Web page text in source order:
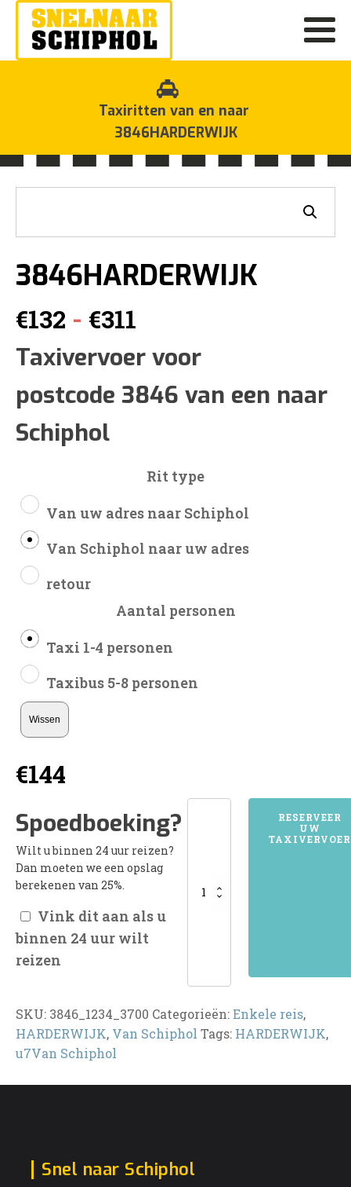
Taxiritten van en naar
3846HARDERWIJK
3846HARDERWIJK
€132 - €311
€132
tot
Taxivervoer voor
postcode 3846 van een naar
Schiphol
Rit type
Van uw adres naar Schiphol
Van Schiphol naar uw adres
retour
Aantal personen
Taxi 1-4 personen
Taxibus 5-8 personen
Wissen
€144
Spoedboeking?
Wilt u binnen 24 uur reizen?
Dan moeten we een opslag
berekenen van 25%.
Vink dit aan als u
binnen 24 uur wilt
reizen
3846HARDERWIJK
RESERVEER
UW
TAXIVERVOER
SKU: 3846_1234_3700 Categorieën:Enkele reis,
HARDERWIJK, Van Schiphol Tags: HARDERWIJK,
u7Van Schiphol
Snel naar Schiphol